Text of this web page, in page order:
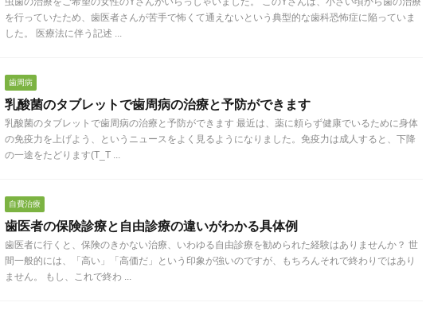
を行っていたため、歯医者さんが苦手で怖くて通えないという典型的な歯科恐怖症に陥っていま
した。 医療法に伴う記述 ...
歯周病
乳酸菌のタブレットで歯周病の治療と予防ができます
乳酸菌のタブレットで歯周病の治療と予防ができます 最近は、薬に頼らず健康でいるために身体
の免疫力を上げよう、というニュースをよく見るようになりました。免疫力は成人すると、下降
の一途をたどります(T_T ...
自費治療
歯医者の保険診療と自由診療の違いがわかる具体例
歯医者に行くと、保険のきかない治療、いわゆる自由診療を勧められた経験はありませんか？ 世
間一般的には、「高い」「高価だ」という印象が強いのですが、もちろんそれで終わりではあり
ません。 もし、これで終わ ...